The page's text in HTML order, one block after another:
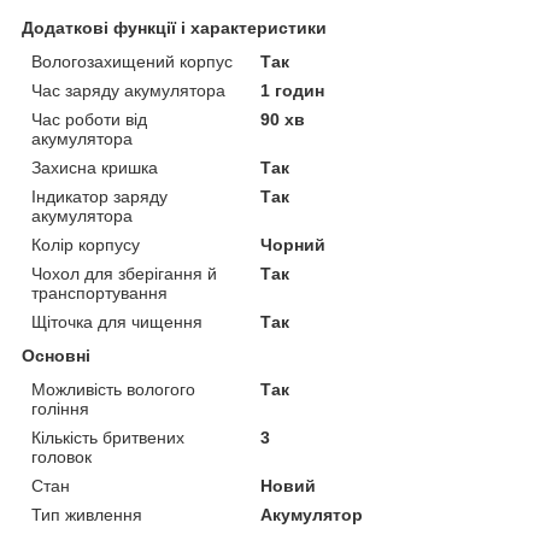
Додаткові функції і характеристики
Вологозахищений корпус
Так
Час заряду акумулятора
1 годин
Час роботи від
акумулятора
90 хв
Захисна кришка
Так
Індикатор заряду
акумулятора
Так
Колір корпусу
Чорний
Чохол для зберігання й
транспортування
Так
Щіточка для чищення
Так
Основні
Можливість вологого
гоління
Так
Кількість бритвених
головок
3
Стан
Новий
Тип живлення
Акумулятор